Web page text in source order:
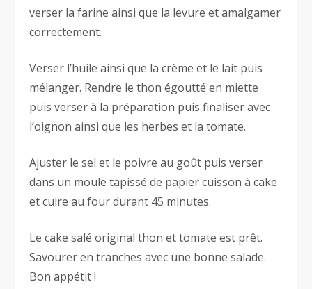
verser la farine ainsi que la levure et amalgamer
correctement.
Verser l’huile ainsi que la crème et le lait puis
mélanger. Rendre le thon égoutté en miette
puis verser à la préparation puis finaliser avec
l’oignon ainsi que les herbes et la tomate.
Ajuster le sel et le poivre au goût puis verser
dans un moule tapissé de papier cuisson à cake
et cuire au four durant 45 minutes.
Le cake salé original thon et tomate est prêt.
Savourer en tranches avec une bonne salade.
Bon appétit !